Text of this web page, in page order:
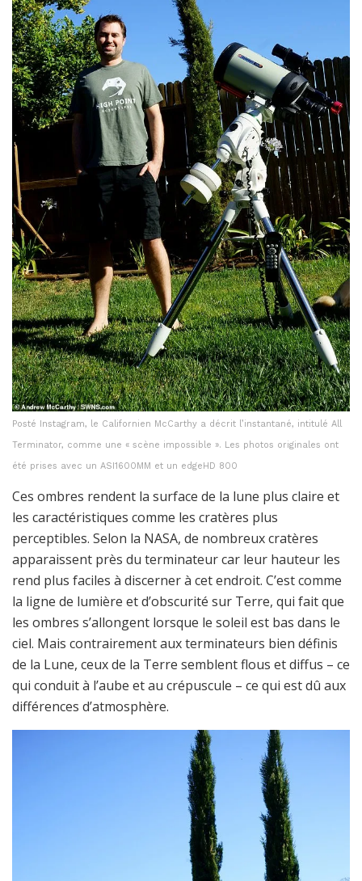
Posté Instagram, le Californien McCarthy a décrit l’instantané, intitulé All
Terminator, comme une « scène impossible ». Les photos originales ont
été prises avec un ASI1600MM et un edgeHD 800
Ces ombres rendent la surface de la lune plus claire et
les caractéristiques comme les cratères plus
perceptibles. Selon la NASA, de nombreux cratères
apparaissent près du terminateur car leur hauteur les
rend plus faciles à discerner à cet endroit. C’est comme
la ligne de lumière et d’obscurité sur Terre, qui fait que
les ombres s’allongent lorsque le soleil est bas dans le
ciel. Mais contrairement aux terminateurs bien définis
de la Lune, ceux de la Terre semblent flous et diffus – ce
qui conduit à l’aube et au crépuscule – ce qui est dû aux
différences d’atmosphère.